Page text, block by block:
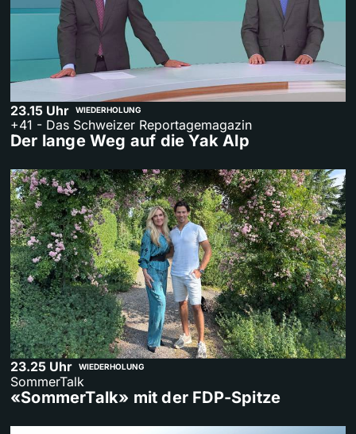
23.15 Uhr WIEDERHOLUNG
+41 - Das Schweizer Reportagemagazin
Der lange Weg auf die Yak Alp
23.25 Uhr WIEDERHOLUNG
SommerTalk
«SommerTalk» mit der FDP-Spitze